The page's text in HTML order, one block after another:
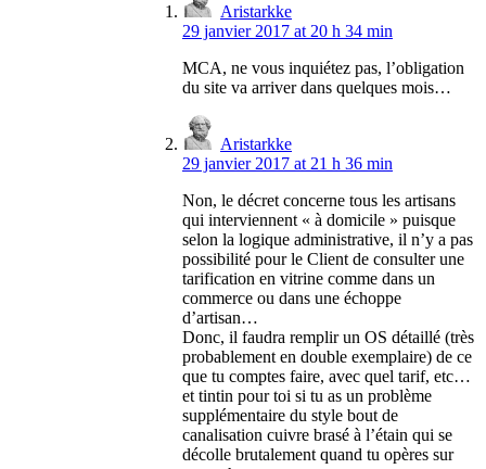
Aristarkke
29 janvier 2017 at 20 h 34 min
MCA, ne vous inquiétez pas, l’obligation
du site va arriver dans quelques mois…
Aristarkke
29 janvier 2017 at 21 h 36 min
Non, le décret concerne tous les artisans
qui interviennent « à domicile » puisque
selon la logique administrative, il n’y a pas
possibilité pour le Client de consulter une
tarification en vitrine comme dans un
commerce ou dans une échoppe
d’artisan…
Donc, il faudra remplir un OS détaillé (très
probablement en double exemplaire) de ce
que tu comptes faire, avec quel tarif, etc…
et tintin pour toi si tu as un problème
supplémentaire du style bout de
canalisation cuivre brasé à l’étain qui se
décolle brutalement quand tu opères sur